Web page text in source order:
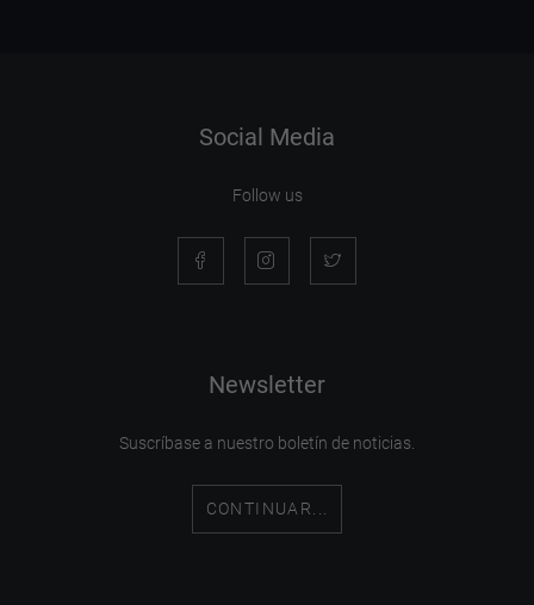
Social Media
Follow us
Newsletter
Suscríbase a nuestro boletín de noticias.
CONTINUAR...